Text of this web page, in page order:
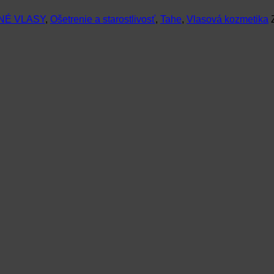
VLASY, Ošetrenie a starostlivosť, Tahe, Vlasová kozmetika